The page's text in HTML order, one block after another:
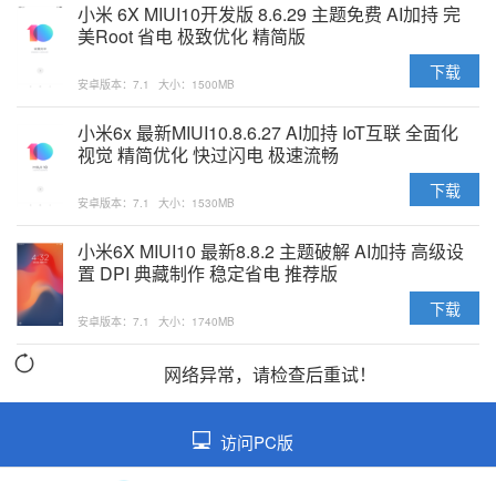
小米 6X MIUI10开发版 8.6.29 主题免费 AI加持 完
美Root 省电 极致优化 精简版
安卓版本：7.1 大小：1500MB
下载
小米6x 最新MIUI10.8.6.27 AI加持 IoT互联 全面化
视觉 精简优化 快过闪电 极速流畅
安卓版本：7.1 大小：1530MB
下载
小米6X MIUI10 最新8.8.2 主题破解 AI加持 高级设
置 DPI 典藏制作 稳定省电 推荐版
安卓版本：7.1 大小：1740MB
下载
网络异常，请检查后重试！
访问PC版